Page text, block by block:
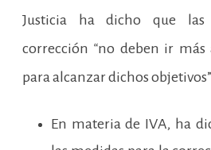
Justicia ha dicho que
corrección “no deben ir más
para alcanzar dichos
En materia de IVA, ha